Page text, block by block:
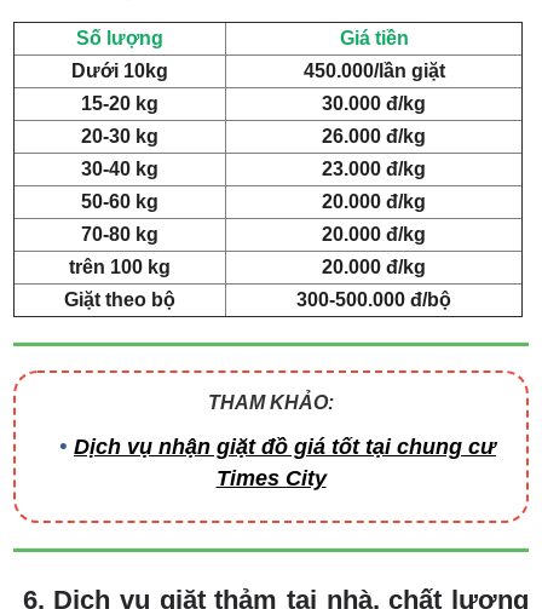
Số lượng
Giá tiền
Dưới 10kg
450.000/lần giặt
15-20 kg
30.000 đ/kg
20-30 kg
26.000 đ/kg
30-40 kg
23.000 đ/kg
50-60 kg
20.000 đ/kg
70-80 kg
20.000 đ/kg
trên 100 kg
20.000 đ/kg
Giặt theo bộ
300-500.000 đ/bộ
THAM KHẢO:
Dịch vụ nhận giặt đồ giá tốt tại chung cư
Times City
6. Dịch vụ giặt thảm tại nhà, chất lượng